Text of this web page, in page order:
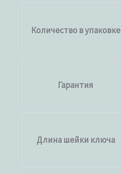
Количество в упаковке
Гарантия
Длина шейки ключа